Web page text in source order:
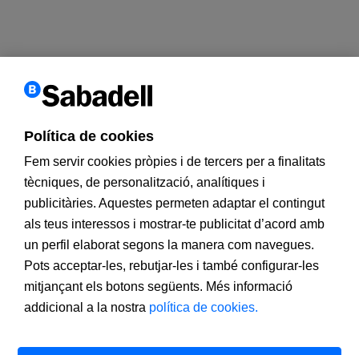
Utilitzem cookies pròpies de tercers
personalitzar i analitzar la seva navegació
Podeu canviar la configuració
Sabadell, inscrit en el Registre Mercantil de Barcelona, tom/I.R.U.S.
Política de cookies
Fem servir cookies pròpies i de tercers per a finalitats
tècniques, de personalització, analítiques i
publicitàries. Aquestes permeten adaptar el contingut
als teus interessos i mostrar-te publicitat d’acord amb
un perfil elaborat segons la manera com navegues.
Pots acceptar-les, rebutjar-les i també configurar-les
mitjançant els botons següents. Més informació
addicional a la nostra política de cookies.